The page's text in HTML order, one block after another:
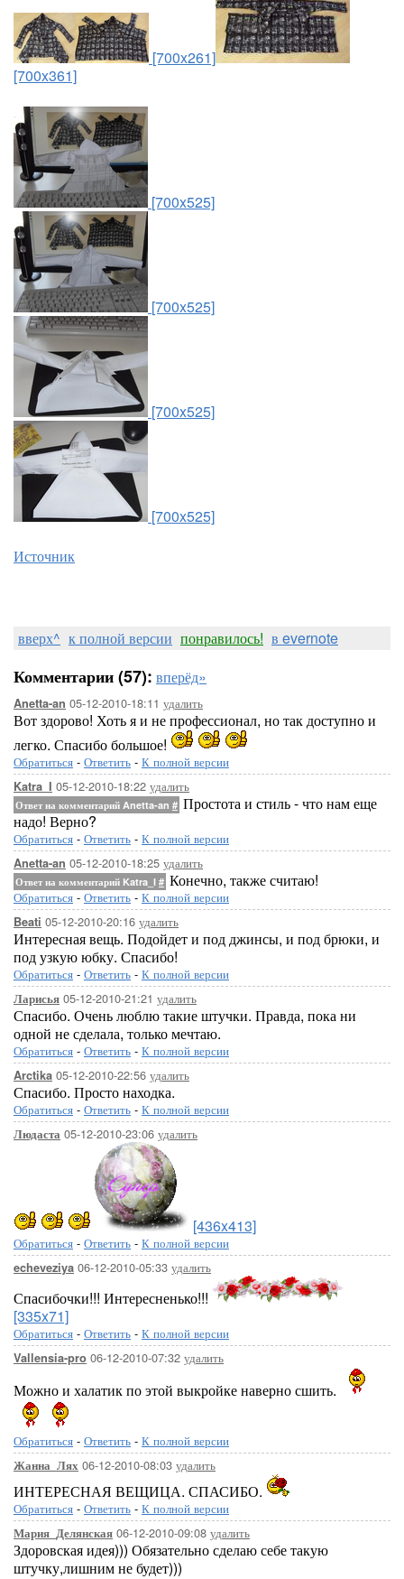
[700x261]
[700x361]
[700x525]
[700x525]
[700x525]
[700x525]
Источник
вверх^ к полной версии понравилось! в evernote
Комментарии (57): вперёд»
Anetta-an 05-12-2010-18:11 удалить
Вот здорово! Хоть я и не профессионал, но так доступно и
легко. Спасибо большое!
Обратиться - Ответить - К полной версии
Katra_I 05-12-2010-18:22 удалить
Ответ на комментарий Anetta-an # Простота и стиль - что нам еще
надо! Верно?
Обратиться - Ответить - К полной версии
Anetta-an 05-12-2010-18:25 удалить
Ответ на комментарий Katra_I # Конечно, также считаю!
Обратиться - Ответить - К полной версии
Beati 05-12-2010-20:16 удалить
Интересная вещь. Подойдет и под джинсы, и под брюки, и
под узкую юбку. Спасибо!
Обратиться - Ответить - К полной версии
Ларисья 05-12-2010-21:21 удалить
Спасибо. Очень люблю такие штучки. Правда, пока ни
одной не сделала, только мечтаю.
Обратиться - Ответить - К полной версии
Arctika 05-12-2010-22:56 удалить
Спасибо. Просто находка.
Обратиться - Ответить - К полной версии
Людаста 05-12-2010-23:06 удалить
[436x413]
Обратиться - Ответить - К полной версии
echeveziya 06-12-2010-05:33 удалить
Спасибочки!!! Интересненько!!!
[335x71]
Обратиться - Ответить - К полной версии
Vallensia-pro 06-12-2010-07:32 удалить
Можно и халатик по этой выкройке наверно сшить.
Обратиться - Ответить - К полной версии
Жанна_Лях 06-12-2010-08:03 удалить
ИНТЕРЕСНАЯ ВЕЩИЦА. СПАСИБО.
Обратиться - Ответить - К полной версии
Мария_Делянская 06-12-2010-09:08 удалить
Здоровская идея))) Обязательно сделаю себе такую
штучку,лишним не будет)))